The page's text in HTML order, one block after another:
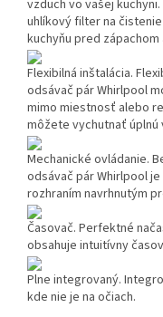
vzduch vo vašej
uhlíkový filter na
kuchyňu pred
Flexibilná inštalácia.
odsávač pár Whirlpool
mimo miestnosť alebo
môžete vychutnať úplnú
Mechanické ovládanie.
odsávač pár Whirlpool
rozhraním navrhnutým
Časovač. Perfektné
obsahuje intuitívny
Plne integrovaný.
kde nie je na očiach.